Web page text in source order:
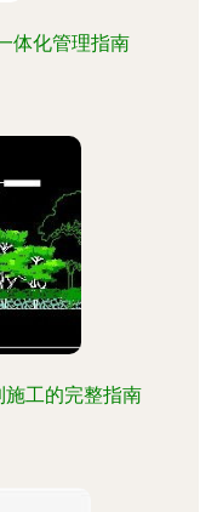
体化管理指南
工的完整指南